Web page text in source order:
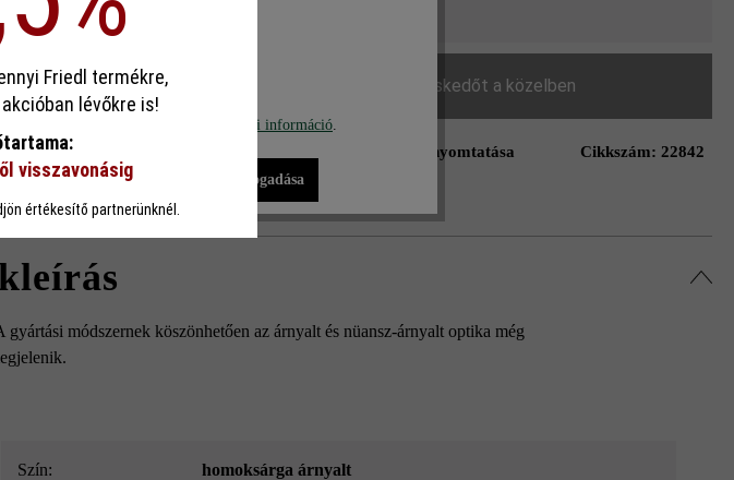
Keressen egy kereskedőt a közelben
Oldal nyomtatása Cikkszám: 22842
módszernek köszönhetően az árnyalt és nüansz-árnyalt optika még
Szín: homoksárga árnyalt
funkcionalitást kínálja Önnek... További információ.
elfogadása Minden cookie elfogadása
Friedl termékre,
lévőkre is!
visszavonásig
értékesítő partnerünknél.